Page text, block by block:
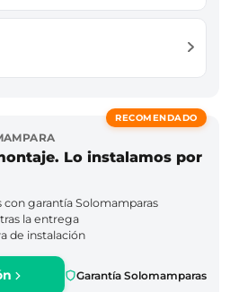
RECOMENDADO
Lo instalamos por
garantía Solomamparas
la entrega
de instalación
Garantía Solomamparas